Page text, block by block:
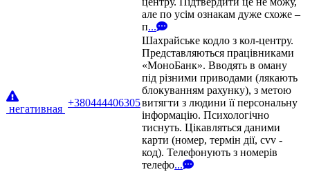
але по усім ознакам дуже схоже –
п...
негативная
+380444406305
Шахрайське кодло з кол-центру.
Представляються працівниками
«МоноБанк». Вводять в оману
під різними приводами (лякають
блокуванням рахунку), з метою
витягти з людини її персональну
інформацію. Психологічно
тиснуть. Цікавляться даними
карти (номер, термін дії, cvv -
код). Телефонують з номерів
телефо...